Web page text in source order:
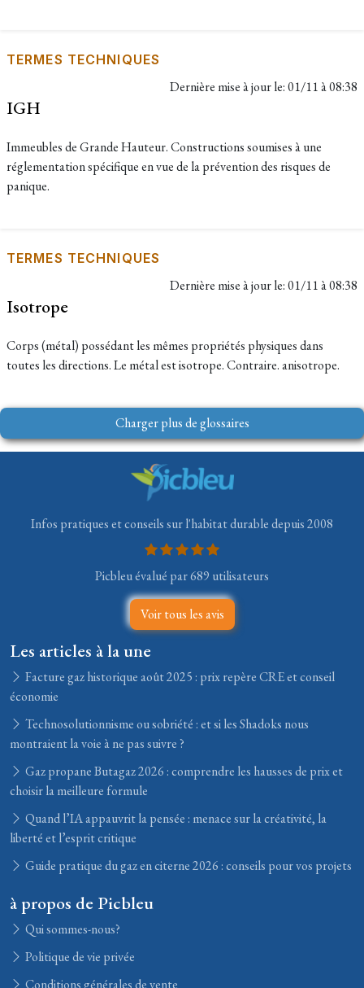
TERMES TECHNIQUES
Dernière mise à jour le:01/11 à 08:38
IGH
Immeubles de Grande Hauteur. Constructions soumises à une
réglementation spécifique en vue de la prévention des risques de
panique.
TERMES TECHNIQUES
Dernière mise à jour le:01/11 à 08:38
Isotrope
Corps (métal) possédant les mêmes propriétés physiques dans
toutes les directions. Le métal est isotrope. Contraire. anisotrope.
Charger plus de glossaires
Infos pratiques et conseils sur l'habitat durable depuis 2008
Picbleu évalué par 689 utilisateurs
Voir tous les avis
Les articles à la une
Facture gaz historique août 2025 : prix repère CRE et conseil
économie
Technosolutionnisme ou sobriété : et si les Shadoks nous
montraient la voie à ne pas suivre ?
Gaz propane Butagaz 2026 : comprendre les hausses de prix et
choisir la meilleure formule
Quand l’IA appauvrit la pensée : menace sur la créativité, la
liberté et l’esprit critique
Guide pratique du gaz en citerne 2026 : conseils pour vos projets
à propos de Picbleu
Qui sommes-nous?
Politique de vie privée
Conditions générales de vente